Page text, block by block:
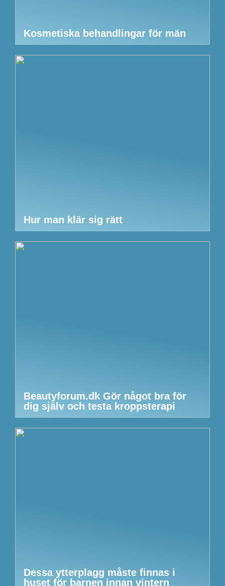
Kosmetiska behandlingar för män
Hur man klär sig rätt
Beautyforum.dk Gör något bra för
dig själv och testa kroppsterapi
Dessa ytterplagg måste finnas i
huset för barnen innan vintern